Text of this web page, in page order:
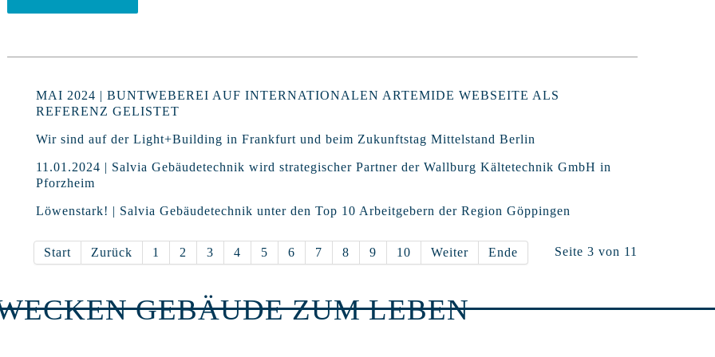
MAI 2024 | BUNTWEBEREI AUF INTERNATIONALEN ARTEMIDE WEBSEITE ALS
REFERENZ GELISTET
Wir sind auf der Light+Building in Frankfurt und beim Zukunftstag Mittelstand Berlin
11.01.2024 | Salvia Gebäudetechnik wird strategischer Partner der Wallburg Kältetechnik GmbH in
Pforzheim
Löwenstark! | Salvia Gebäudetechnik unter den Top 10 Arbeitgebern der Region Göppingen
Seite 3 von 11
Start Zurück 1 2 3 4 5 6 7 8 9 10 Weiter Ende
GEBÄUDE ZUM LEBEN